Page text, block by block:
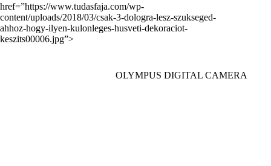
href=”https://www.tudasfaja.com/wp-
content/uploads/2018/03/csak-3-dologra-lesz-szukseged-
ahhoz-hogy-ilyen-kulonleges-husveti-dekoraciot-
keszits00006.jpg”>
OLYMPUS DIGITAL CAMERA